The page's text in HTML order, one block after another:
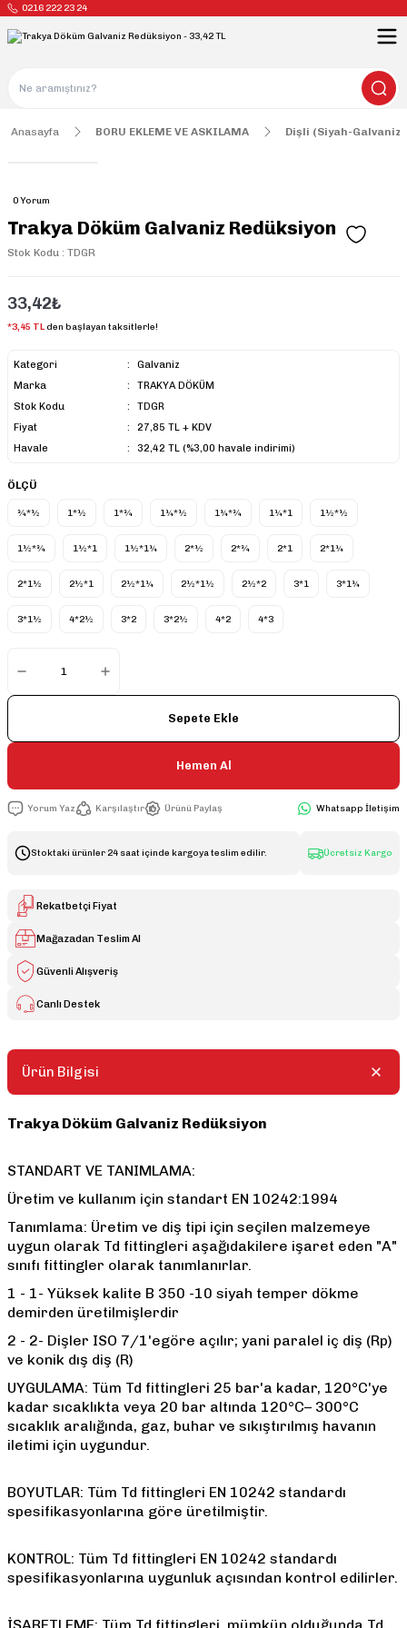
0216 222 23 24
Anasayfa BORU EKLEME VE ASKILAMA Dişli (Siyah-Galvaniz)
0 Yorum
Trakya Döküm Galvaniz Redüksiyon
Stok Kodu : TDGR
33,42₺
*3,45 TLden başlayan taksitlerle!
Kategori
Galvaniz
Marka
TRAKYA DÖKÜM
Stok Kodu
TDGR
Fiyat
27,85 TL + KDV
Havale
32,42 TL (%3,00 havale indirimi)
ÖLÇÜ
¾*½ 1*½ 1*¾ 1¼*½ 1¼*¾ 1¼*1 1½*½
1½*¾ 1½*1 1½*1¼ 2*½ 2*¾ 2*1 2*1¼
2*1½ 2½*1 2½*1¼ 2½*1½ 2½*2 3*1 3*1¼
3*1½ 4*2½ 3*2 3*2½ 4*2 4*3
Sepete Ekle
Hemen Al
Yorum Yaz Karşılaştır Ürünü Paylaş Whatsapp İletişim
Stoktaki ürünler 24 saat içinde kargoya teslim edilir. Ücretsiz Kargo
Rekatbetçi Fiyat
Mağazadan Teslim Al
Güvenli Alışveriş
Canlı Destek
Ürün Bilgisi
Trakya Döküm Galvaniz Redüksiyon
STANDART VE TANIMLAMA:
Üretim ve kullanım için standart EN 10242:1994
Tanımlama: Üretim ve diş tipi için seçilen malzemeye
uygun olarak Td fittingleri aşağıdakilere işaret eden "A"
sınıfı fittingler olarak tanımlanırlar.
1 - 1- Yüksek kalite B 350 -10 siyah temper dökme
demirden üretilmişlerdir
2 - 2- Dişler ISO 7/1'egöre açılır; yani paralel iç diş (Rp)
ve konik dış diş (R)
UYGULAMA: Tüm Td fittingleri 25 bar'a kadar, 120°C'ye
kadar sıcaklıkta veya 20 bar altında 120°C– 300°C
sıcaklık aralığında, gaz, buhar ve sıkıştırılmış havanın
iletimi için uygundur.
BOYUTLAR: Tüm Td fittingleri EN 10242 standardı
spesifikasyonlarına göre üretilmiştir.
KONTROL: Tüm Td fittingleri EN 10242 standardı
spesifikasyonlarına uygunluk açısından kontrol edilirler.